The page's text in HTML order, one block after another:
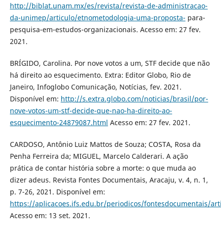
http://biblat.unam.mx/es/revista/revista-de-administracao-
da-unimep/articulo/etnometodologia-uma-proposta- para-
pesquisa-em-estudos-organizacionais. Acesso em: 27 fev.
2021.
BRÍGIDO, Carolina. Por nove votos a um, STF decide que não
há direito ao esquecimento. Extra: Editor Globo, Rio de
Janeiro, Infoglobo Comunicação, Notícias, fev. 2021.
Disponível em: http://s.extra.globo.com/noticias/brasil/por-
nove-votos-um-stf-decide-que-nao-ha-direito-ao-
esquecimento-24879087.html Acesso em: 27 fev. 2021.
CARDOSO, Antônio Luiz Mattos de Souza; COSTA, Rosa da
Penha Ferreira da; MIGUEL, Marcelo Calderari. A ação
prática de contar história sobre a morte: o que muda ao
dizer adeus. Revista Fontes Documentais, Aracaju, v. 4, n. 1,
p. 7-26, 2021. Disponível em:
https://aplicacoes.ifs.edu.br/periodicos/fontesdocumentais/
Acesso em: 13 set. 2021.